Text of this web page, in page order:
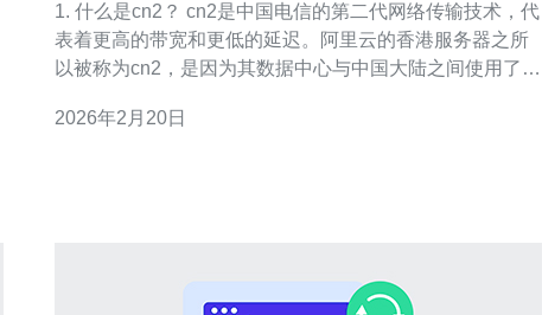
1. 什么是cn2？ cn2是中国电信的第二代网络传输技术，代
表着更高的带宽和更低的延迟。阿里云的香港服务器之所
以被称为cn2，是因为其数据中心与中国大陆之间使用了
化了国际出口的传输路径，减少了网络拥塞，提高了用户
2026年2月20日